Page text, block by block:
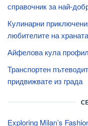
справочник за най-
Кулинарни
любителите на храната
Айфелова кула
Транспортен
придвижвате из града
Exploring Milan’s